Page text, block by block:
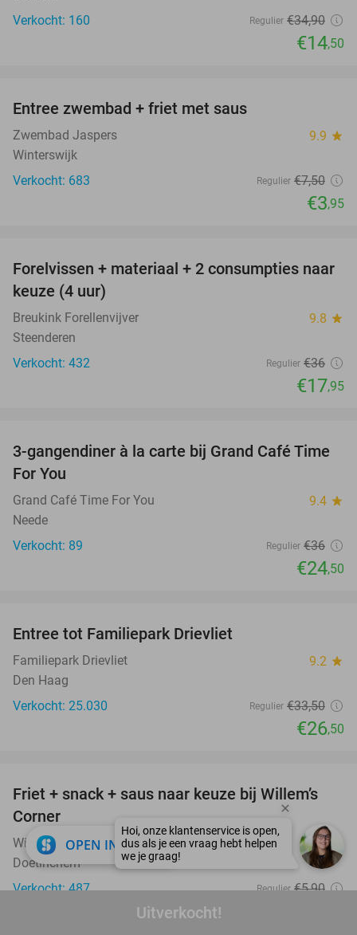
Uitverkocht!
Verkocht: 160
Regulier €34,90
€14,50
Entree zwembad + friet met saus
Zwembad Jaspers 9.9 star
Winterswijk
Verkocht: 683
Regulier €7,50
€3,95
50%
Forelvissen + materiaal + 2 consumpties naar
keuze (4 uur)
Breukink Forellenvijver 9.8 star
Steenderen
Verkocht: 432
Regulier €36
€17,95
32%
3-gangendiner à la carte bij Grand Café Time
For You
Grand Café Time For You 9.4 star
Neede
Verkocht: 89
Regulier €36
€24,50
Entree tot Familiepark Drievliet
Familiepark Drievliet 9.2 star
Den Haag
Verkocht: 25.030
Regulier €33,50
€26,50
41%
Friet + snack + saus naar keuze bij Willem’s
Corner
Willem´s Corner 9.6star
Doetinchem
Verkocht: 487
Regulier €5,90
OPEN IN APP close